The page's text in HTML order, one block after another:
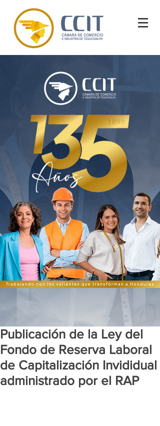
Publicación de la Ley del
Fondo de Reserva Laboral
de Capitalización Invididual
administrado por el RAP